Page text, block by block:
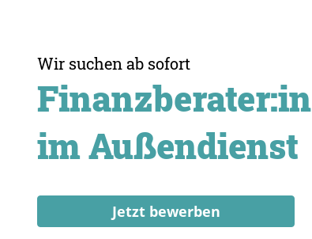
Wir suchen ab sofort
Finanzberater:in
im Außendienst
Jetzt bewerben